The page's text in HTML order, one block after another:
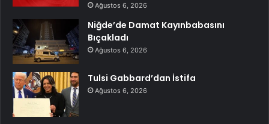
Ağustos 6, 2026
Niğde’de Damat Kayınbabasını
Bıçakladı
Ağustos 6, 2026
Tulsi Gabbard’dan İstifa
Ağustos 6, 2026